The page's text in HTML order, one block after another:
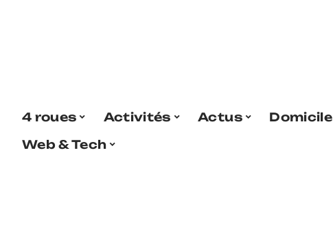
4 roues Activités Actus Domicile
Web & Tech